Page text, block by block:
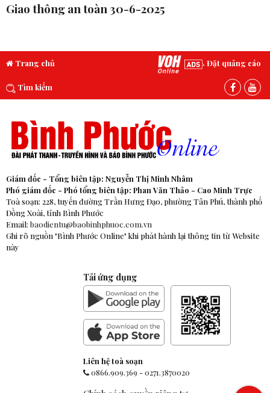
Giao thông an toàn 30-6-2025
Trang chủ Đặt quảng cáo
Tìm kiếm
Giám đốc - Tổng biên tập: Nguyễn Thị Minh Nhâm
Phó giám đốc - Phó tổng biên tập: Phan Văn Thảo - Cao Minh Trực
Toà soạn: 228, tuyến đường Trần Hưng Đạo, phường Tân Phú, thành phố
Đồng Xoài, tỉnh Bình Phước
Email: baodientu@baobinhphuoc.com.vn
Ghi rõ nguồn "Bình Phước Online" khi phát hành lại thông tin từ Website
này
Tải ứng dụng
Liên hệ toà soạn
0866.909.369-0271.3870020